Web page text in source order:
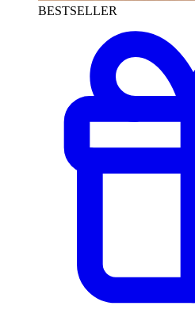
BESTSELLER